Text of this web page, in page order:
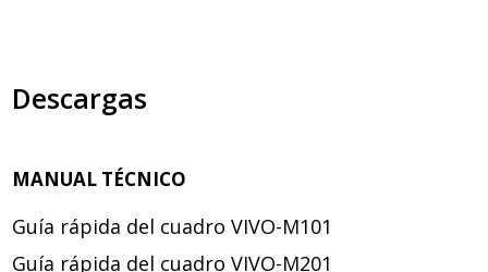
Descargas
MANUAL TÉCNICO
Guía rápida del cuadro VIVO-M101
Guía rápida del cuadro VIVO-M201